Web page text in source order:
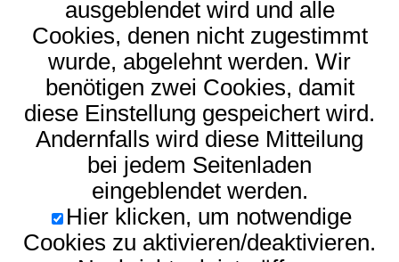
ausgeblendet wird und alle
Cookies, denen nicht zugestimmt
wurde, abgelehnt werden. Wir
benötigen zwei Cookies, damit
diese Einstellung gespeichert wird.
Andernfalls wird diese Mitteilung
bei jedem Seitenladen
eingeblendet werden.
Hier klicken, um notwendige
Cookies zu aktivieren/deaktivieren.